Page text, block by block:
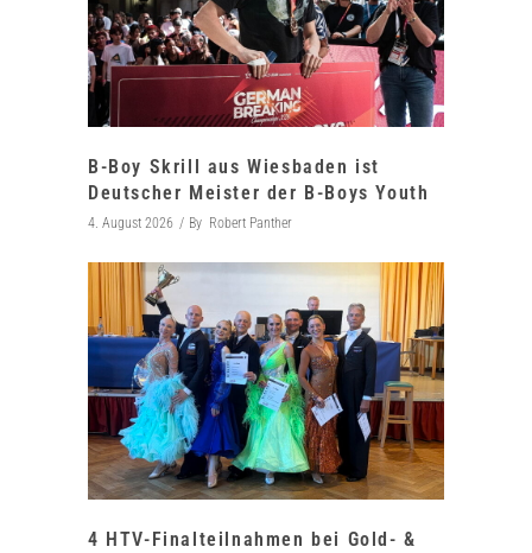
B-Boy Skrill aus Wiesbaden ist
Deutscher Meister der B-Boys Youth
4. August 2026 By Robert Panther
4 HTV-Finalteilnahmen bei Gold- &